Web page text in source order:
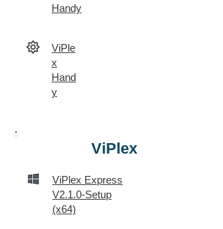
Handy
ViPle
x
Hand
y
ViPlex
ViPlex Express
V2.1.0-Setup
(x64)